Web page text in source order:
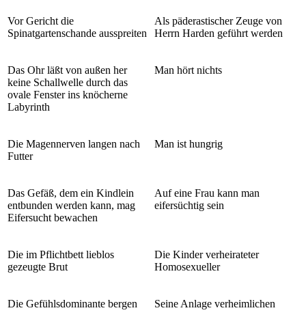
Vor Gericht die
Spinatgartenschande ausspreiten
Als päderastischer Zeuge von
Herrn Harden geführt werden
Das Ohr läßt von außen her
keine Schallwelle durch das
ovale Fenster ins knöcherne
Labyrinth
Man hört nichts
Die Magennerven langen nach
Futter
Man ist hungrig
Das Gefäß, dem ein Kindlein
entbunden werden kann, mag
Eifersucht bewachen
Auf eine Frau kann man
eifersüchtig sein
Die im Pflichtbett lieblos
gezeugte Brut
Die Kinder verheirateter
Homosexueller
Die Gefühlsdominante bergen Seine Anlage verheimlichen